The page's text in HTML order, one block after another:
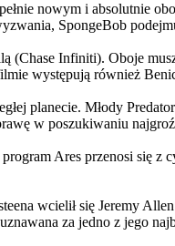
nowym i absolutnie
SpongeBob
Infiniti). Oboje
występują również
planecie. Młody
w poszukiwaniu
Ares przenosi się z
wcielił się Jeremy
za jedno z jego